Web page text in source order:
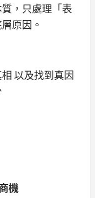
，只處理「表
原因。
以及找到真因
機